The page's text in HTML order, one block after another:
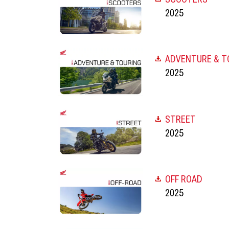
2025
ADVENTURE &
2025
STREET
2025
OFF ROAD
2025